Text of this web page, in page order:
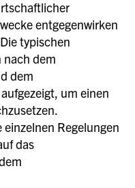
entgegenwirken
typischen
nach dem
dem
um einen
Regelungen
das